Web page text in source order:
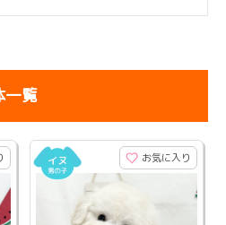
一覧
お気に入り